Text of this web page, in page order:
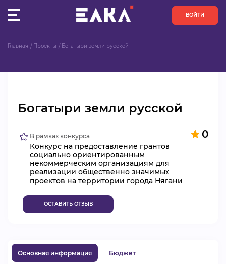
ВОЙТИ
ОРГАНИЗАЦИИ
АКТИВИСТЫ
ПРОЕКТЫ
АНАЛИТИКА
БАЗА ЗНАНИЙ
Главная Проекты Богатыри земли русской
Богатыри земли русской
0
В рамках конкурса
Конкурс на предоставление грантов
социально ориентированным
некоммерческим организациям для
реализации общественно значимых
проектов на территории города Нягани
ОСТАВИТЬ ОТЗЫВ
Основная информация Бюджет